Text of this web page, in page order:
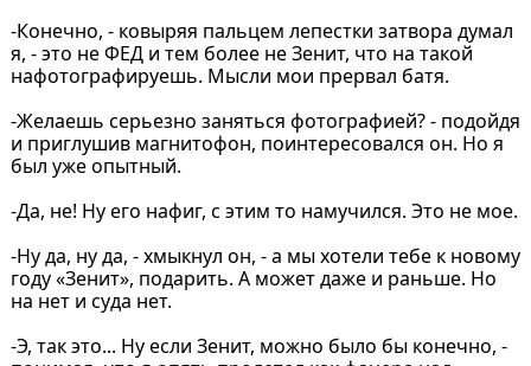
-Конечно, - ковыряя пальцем лепестки затвора думал
я, - это не ФЕД и тем более не Зенит, что на такой
нафотографируешь. Мысли мои прервал батя.
-Желаешь серьезно заняться фотографией? - подойдя
и приглушив магнитофон, поинтересовался он. Но я
был уже опытный.
-Да, не! Ну его нафиг, с этим то намучился. Это не мое.
-Ну да, ну да, - хмыкнул он, - а мы хотели тебе к новому
году «Зенит», подарить. А может даже и раньше. Но
на нет и суда нет.
-Э, так это... Ну если Зенит, можно было бы конечно, -